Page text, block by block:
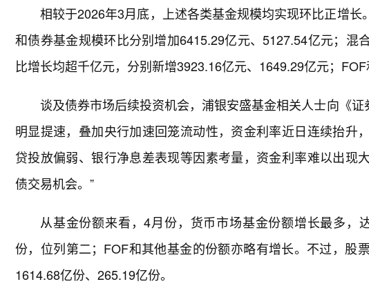
相较于2026年3月底，上述各类基金规模均实现环比正增
和债券基金规模环比分别增加6415.29亿元、5127.54亿元；混
比增长均超千亿元，分别新增3923.16亿元、1649.29亿元；FOF
谈及债券市场后续投资机会，浦银安盛基金相关人士向《
明显提速，叠加央行加速回笼流动性，资金利率近日连续抬升
贷投放偏弱、银行净息差表现等因素考量，资金利率难以出现
债交易机会。”
从基金份额来看，4月份，货币市场基金份额增长最多，
份，位列第二；FOF和其他基金的份额亦略有增长。不过，股
1614.68亿份、265.19亿份。